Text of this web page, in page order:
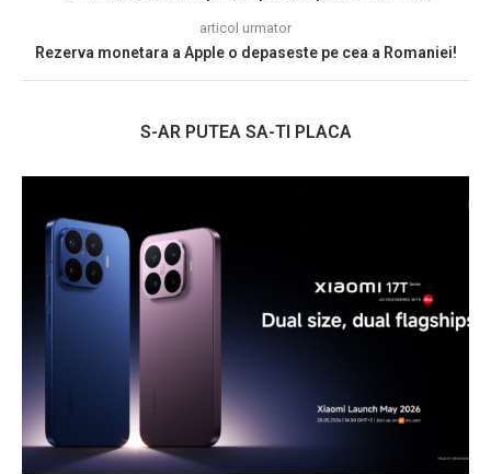
articol urmator
Rezerva monetara a Apple o depaseste pe cea a Romaniei!
S-AR PUTEA SA-TI PLACA